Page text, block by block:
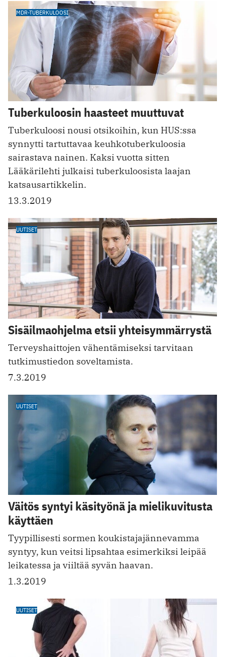
MDR-TUBERKULOOSI
Tuberkuloosin haasteet muuttuvat
Tuberkuloosi nousi otsikoihin, kun HUS:ssa
synnytti tartuttavaa keuhkotuberkuloosia
sairastava nainen. Kaksi vuotta sitten
Lääkärilehti julkaisi tuberkuloosista laajan
katsausartikkelin.
13.3.2019
UUTISET
Sisäilmaohjelma etsii yhteisymmärrystä
Terveyshaittojen vähentämiseksi tarvitaan
tutkimustiedon soveltamista.
7.3.2019
UUTISET
Väitös syntyi käsityönä ja mielikuvitusta
käyttäen
Tyypillisesti sormen koukistajajännevamma
syntyy, kun veitsi lipsahtaa esimerkiksi leipää
leikatessa ja viiltää syvän haavan.
1.3.2019
UUTISET